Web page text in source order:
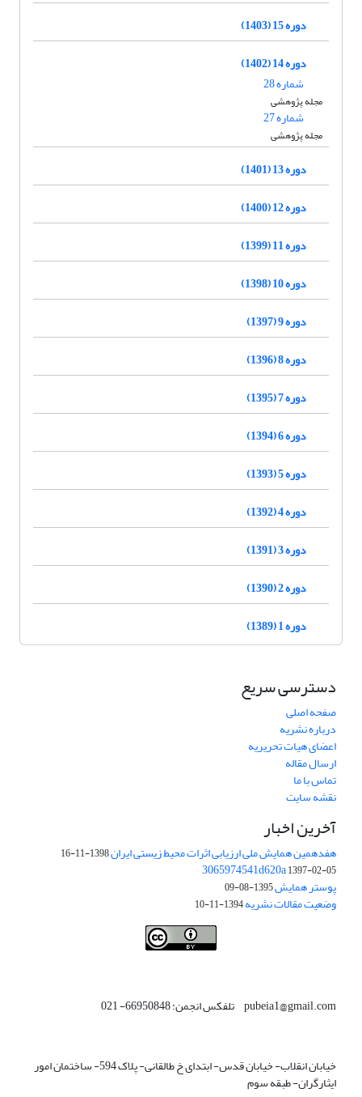
دوره 15 (1403)
دوره 14 (1402)
شماره 28
مجله پژوهشی
شماره 27
مجله پژوهشی
دوره 13 (1401)
دوره 12 (1400)
دوره 11 (1399)
دوره 10 (1398)
دوره 9 (1397)
دوره 8 (1396)
دوره 7 (1395)
دوره 6 (1394)
دوره 5 (1393)
دوره 4 (1392)
دوره 3 (1391)
دوره 2 (1390)
دوره 1 (1389)
دسترسی سریع
صفحه اصلی
درباره نشریه
اعضای هیات تحریریه
ارسال مقاله
تماس با ما
نقشه سایت
آخرین اخبار
هفدهمین همایش ملی ارزیابی اثرات محیط زیستی ایران1398-11-16
3065974541d620a1397-02-05
پوستر همایش1395-08-09
وضعیت مقالات نشریه1394-11-10
pubeia1@gmail.com تلفکس انجمن: 66950848- 021
خیابان انقلاب- خیابان قدس- ابتدای خ طالقانی- پلاک 594- ساختمان امور
ایثارگران- طبقه سوم